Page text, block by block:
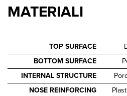
MATERIALI
TOP SURFACE
BOTTOM SURFACE
INTERNAL STRUCTURE
NOSE REINFORCING